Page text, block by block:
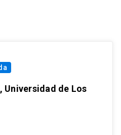
Universidad de Los